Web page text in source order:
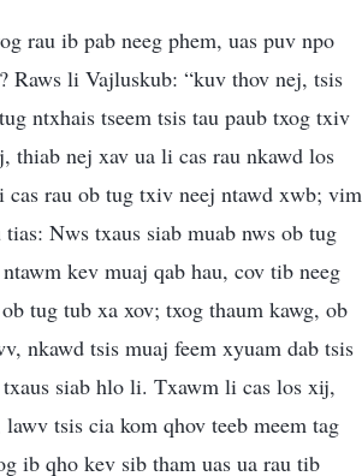
rau ib pab neeg phem, uas puv npo
Raws li Vajluskub: “kuv thov nej, tsis
ntxhais tseem tsis tau paub txog txiv
thiab nej xav ua li cas rau nkawd los
rau ob tug txiv neej ntawd xwb; vim
Nws txaus siab muab nws ob tug
kev muaj qab hau, cov tib neeg
tug tub xa xov; txog thaum kawg, ob
nkawd tsis muaj feem xyuam dab tsis
siab hlo li. Txawm li cas los xij,
tsis cia kom qhov teeb meem tag
ib qho kev sib tham uas ua rau tib